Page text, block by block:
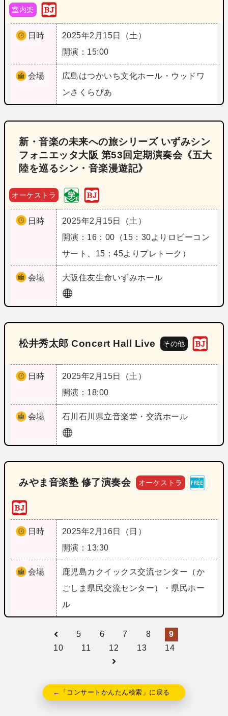
室内楽
日時
2025年2月15日（土）
開演：15:00
会場 広島はつかいち文化ホール・ウッドワ
ンさくらぴあ
新・音楽の未来への旅シリーズ いずみシン
フォニエッタ大阪 第53回定期演奏会《五大
陸を巡るシン・音楽漫遊記》
オーケストラ
日時
2025年2月15日（土）
開演：16：00（15：30よりロビーコン
サート、15：45よりプレトーク）
会場 大阪住友生命いずみホール
松井秀太郎 Concert Hall Live その他
日時
2025年2月15日（土）
開演：18:00
会場 石川 石川県立音楽堂・交流ホール
みやま音楽塾 修了演奏会 オーケストラ
日時
2025年2月16日（日）
開演：13:30
会場 鹿児島カクイックス交流センター（か
ごしま県民交流センター）・県民ホー
ル
5 6 7 8
9
10
11 12 13 14
←「コンサートかんたん検索」に戻る